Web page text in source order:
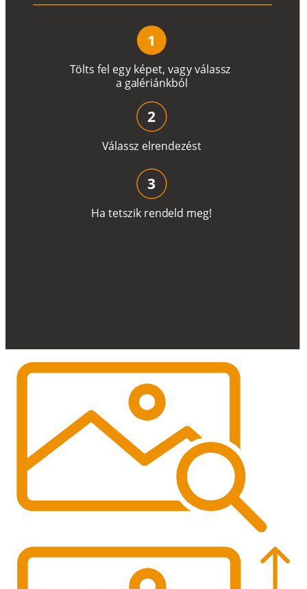
Tölts fel egy képet, vagyválassz
a galériánkból
1
Válassz elrendezést
2
Ha tetszik rendeld meg!
3